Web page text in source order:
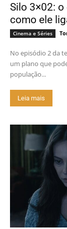
Silo 3×02: o
como ele
Cinema e Séries
No episódio 2 da
um plano que
população...
Leia mais